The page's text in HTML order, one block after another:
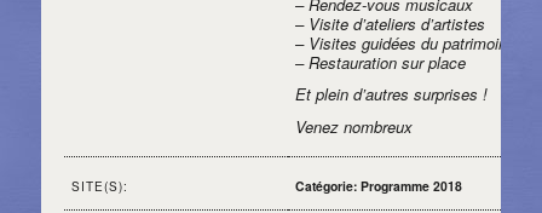
– Visite d’ateliers d’artistes
– Visites guidées du patrimoine
– Restauration sur place
Et plein d’autres surprises !
Venez nombreux
SITE(S): Catégorie: Programme 2018